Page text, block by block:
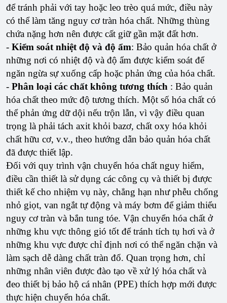
để tránh phải với tay hoặc leo trèo quá mức, điều này
có thể làm tăng nguy cơ tràn hóa chất. Những thùng
chứa nặng hơn nên được cất giữ gần mặt đất hơn.
- Kiểm soát nhiệt độ và độ ẩm: Bảo quản hóa chất ở
những nơi có nhiệt độ và độ ẩm được kiểm soát để
ngăn ngừa sự xuống cấp hoặc phản ứng của hóa chất.
- Phân loại các chất không tương thích : Bảo quản
hóa chất theo mức độ tương thích. Một số hóa chất có
thể phản ứng dữ dội nếu trộn lẫn, vì vậy điều quan
trọng là phải tách axit khỏi bazơ, chất oxy hóa khỏi
chất hữu cơ, v.v., theo hướng dẫn bảo quản hóa chất
đã được thiết lập.
Đối với quy trình vận chuyển hóa chất nguy hiểm,
điều cần thiết là sử dụng các công cụ và thiết bị được
thiết kế cho nhiệm vụ này, chẳng hạn như phễu chống
nhỏ giọt, van ngắt tự động và máy bơm để giảm thiểu
nguy cơ tràn và bắn tung tóe. Vận chuyển hóa chất ở
những khu vực thông gió tốt để tránh tích tụ hơi và ở
những khu vực được chỉ định nơi có thể ngăn chặn và
làm sạch dễ dàng chất tràn đổ. Quan trọng hơn, chỉ
những nhân viên được đào tạo về xử lý hóa chất và
đeo thiết bị bảo hộ cá nhân (PPE) thích hợp mới được
thực hiện chuyển hóa chất.